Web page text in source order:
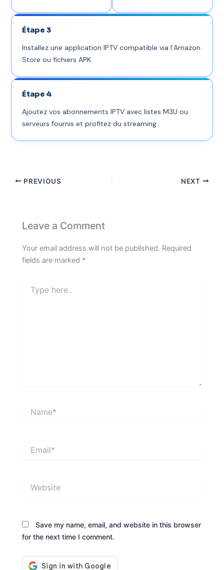
Étape 3
Installez une application IPTV compatible via l’Amazon
Store ou fichiers APK.
Étape 4
Ajoutez vos abonnements IPTV avec listes M3U ou
serveurs fournis et profitez du streaming.
PREVIOUS NEXT
Leave a Comment
Your email address will not be published. Required
fields are marked *
here..
Save my name, email, and website in this browser
for the next time I comment.